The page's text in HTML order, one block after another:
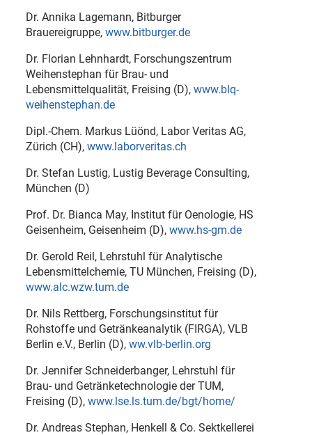
Dr. Annika Lagemann, Bitburger
Brauereigruppe, www.bitburger.de
Dr. Florian Lehnhardt, Forschungszentrum
Weihenstephan für Brau- und
Lebensmittelqualität, Freising (D), www.blq-
weihenstephan.de
Dipl.-Chem. Markus Lüönd, Labor Veritas AG,
Zürich (CH), www.laborveritas.ch
Dr. Stefan Lustig, Lustig Beverage Consulting,
München (D)
Prof. Dr. Bianca May, Institut für Oenologie, HS
Geisenheim, Geisenheim (D), www.hs-gm.de
Dr. Gerold Reil, Lehrstuhl für Analytische
Lebensmittelchemie, TU München, Freising (D),
www.alc.wzw.tum.de
Dr. Nils Rettberg, Forschungsinstitut für
Rohstoffe und Getränkeanalytik (FIRGA), VLB
Berlin e.V., Berlin (D), ww.vlb-berlin.org
Dr. Jennifer Schneiderbanger, Lehrstuhl für
Brau- und Getränketechnologie der TUM,
Freising (D), www.lse.ls.tum.de/bgt/home/
Dr. Andreas Stephan, Henkell & Co. Sektkellerei